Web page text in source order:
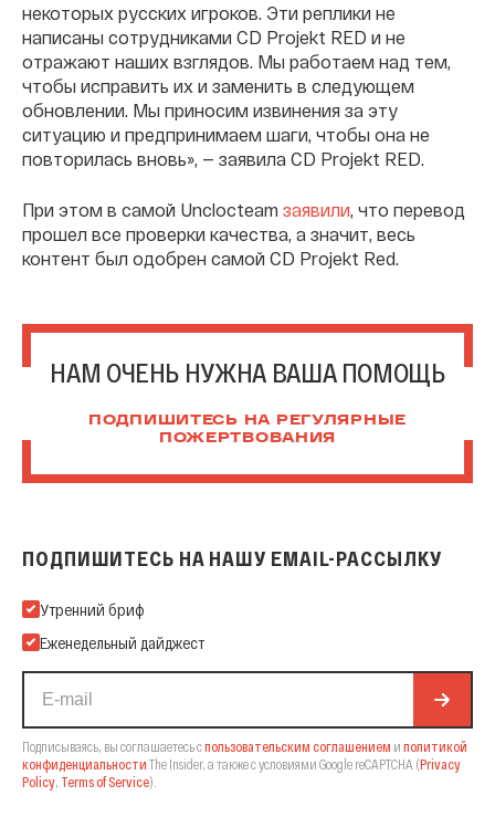
некоторых русских игроков. Эти реплики не
написаны сотрудниками CD Projekt RED и не
отражают наших взглядов. Мы работаем над тем,
чтобы исправить их и заменить в следующем
обновлении. Мы приносим извинения за эту
ситуацию и предпринимаем шаги, чтобы она не
повторилась вновь», — заявила CD Projekt RED.
При этом в самой Unclocteam заявили , что перевод
прошел все проверки качества, а значит, весь
контент был одобрен самой CD Projekt Red.
НАМ ОЧЕНЬ НУЖНА ВАША ПОМОЩЬ
ПОДПИШИТЕСЬ НА РЕГУЛЯРНЫЕ
ПОЖЕРТВОВАНИЯ
ПОДПИШИТЕСЬ НА НАШУ EMAIL-РАССЫЛКУ
Подпишитесь на нашу Email-рассылку
Утренний бриф
Еженедельный дайджест
Подписываясь, вы соглашаетесь спользовательским соглашением и политикой
конфиденциальности The Insider, а также с условиями Google reCAPTCHA (Privacy
Policy Terms of Service).